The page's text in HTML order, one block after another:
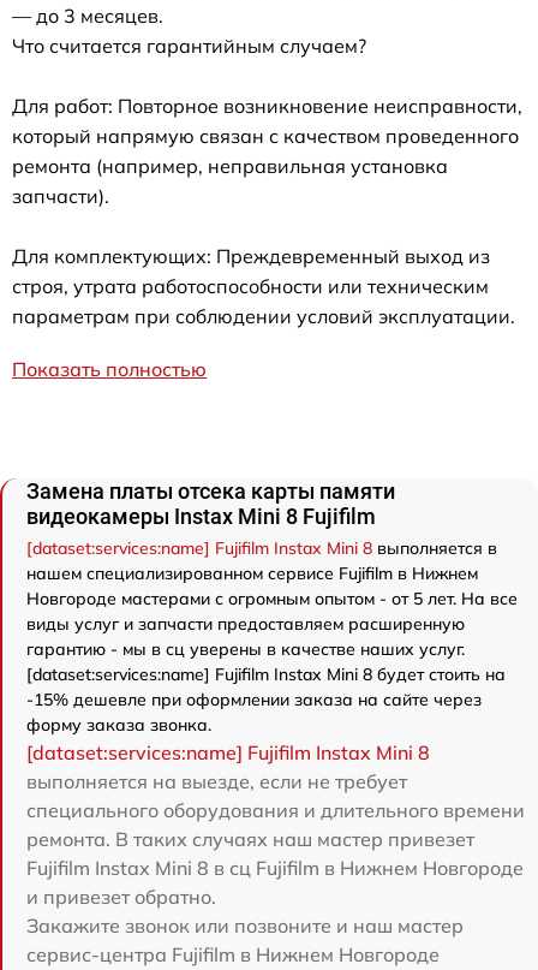
— до 3 месяцев.
Что считается гарантийным случаем?
Для работ: Повторное возникновение неисправности,
который напрямую связан с качеством проведенного
ремонта (например, неправильная установка
запчасти).
Для комплектующих: Преждевременный выход из
строя, утрата работоспособности или техническим
параметрам при соблюдении условий эксплуатации.
Показать полностью
Замена платы отсека карты памяти
видеокамеры Instax Mini 8 Fujifilm
[dataset:services:name] Fujifilm Instax Mini 8 выполняется в
нашем специализированном сервисе Fujifilm в Нижнем
Новгороде мастерами с огромным опытом - от 5 лет. На все
виды услуг и запчасти предоставляем расширенную
гарантию - мы в сц уверены в качестве наших услуг.
[dataset:services:name] Fujifilm Instax Mini 8 будет стоить на
-15% дешевле при оформлении заказа на сайте через
форму заказа звонка.
[dataset:services:name] Fujifilm Instax Mini 8
выполняется на выезде, если не требует
специального оборудования и длительного времени
ремонта. В таких случаях наш мастер привезет
Fujifilm Instax Mini 8 в сц Fujifilm в Нижнем Новгороде
и привезет обратно.
Закажите звонок или позвоните и наш мастер
сервис-центра Fujifilm в Нижнем Новгороде